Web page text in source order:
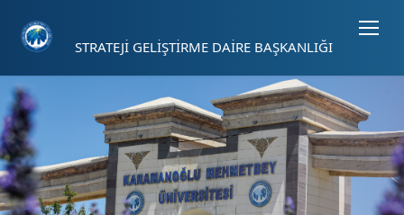
STRATEJİ GELİŞTİRME DAİRE BAŞKANLIĞI